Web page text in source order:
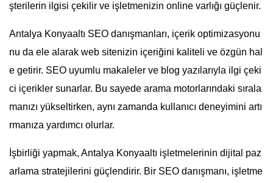
şterilerin ilgisi çekilir ve işletmenizin online varlığı güçlenir.
Antalya Konyaaltı SEO danışmanları, içerik optimizasyonu
nu da ele alarak web sitenizin içeriğini kaliteli ve özgün hal
e getirir. SEO uyumlu makaleler ve blog yazılarıyla ilgi çeki
ci içerikler sunarlar. Bu sayede arama motorlarındaki sırala
manızı yükseltirken, aynı zamanda kullanıcı deneyimini artı
rmanıza yardımcı olurlar.
İşbirliği yapmak, Antalya Konyaaltı işletmelerinin dijital paz
arlama stratejilerini güçlendirir. Bir SEO danışmanı, işletme